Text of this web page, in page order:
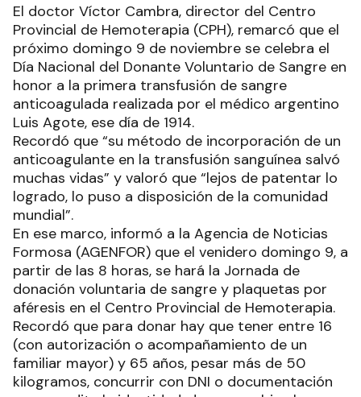
El doctor Víctor Cambra, director del Centro
Provincial de Hemoterapia (CPH), remarcó que el
próximo domingo 9 de noviembre se celebra el
Día Nacional del Donante Voluntario de Sangre en
honor a la primera transfusión de sangre
anticoagulada realizada por el médico argentino
Luis Agote, ese día de 1914.
Recordó que “su método de incorporación de un
anticoagulante en la transfusión sanguínea salvó
muchas vidas” y valoró que “lejos de patentar lo
logrado, lo puso a disposición de la comunidad
mundial”.
En ese marco, informó a la Agencia de Noticias
Formosa (AGENFOR) que el venidero domingo 9, a
partir de las 8 horas, se hará la Jornada de
donación voluntaria de sangre y plaquetas por
aféresis en el Centro Provincial de Hemoterapia.
Recordó que para donar hay que tener entre 16
(con autorización o acompañamiento de un
familiar mayor) y 65 años, pesar más de 50
kilogramos, concurrir con DNI o documentación